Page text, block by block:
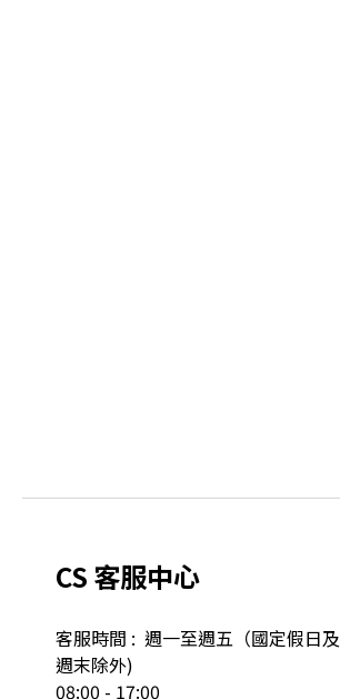
CS 客服中心
客服時間 : 週一至週五（國定假日及
週末除外)
08:00 - 17:00